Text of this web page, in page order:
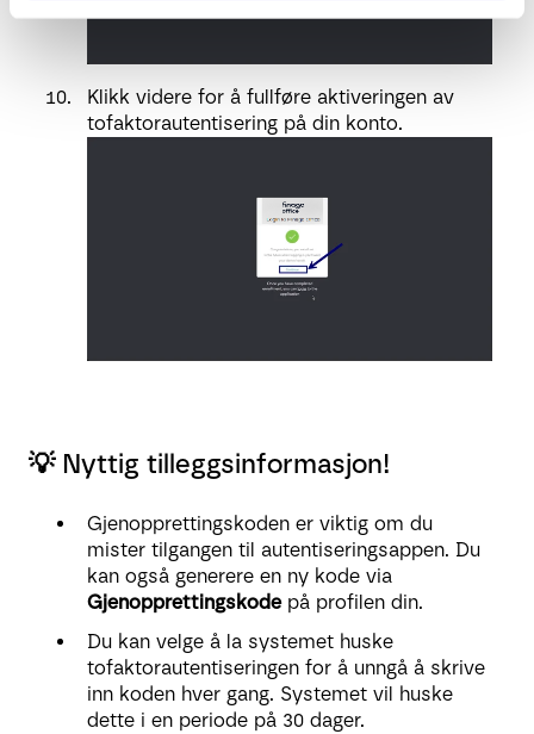
Klikk videre for å fullføre aktiveringen av
tofaktorautentisering på din konto.
💡Nyttig tilleggsinformasjon!
Gjenopprettingskoden er viktig om du
mister tilgangen til autentiseringsappen. Du
kan også generere en ny kode via
Gjenopprettingskodepå profilen din.
Du kan velge å la systemet huske
tofaktorautentiseringen for å unngå å skrive
inn koden hver gang. Systemet vil huske
dette i en periode på 30 dager.